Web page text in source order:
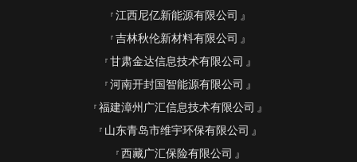
江西尼亿新能源有限公司
吉林秋伦新材料有限公司
甘肃金达信息技术有限公司
河南开封国智能源有限公司
福建漳州广汇信息技术有限公司
山东青岛市维宇环保有限公司
西藏广汇保险有限公司